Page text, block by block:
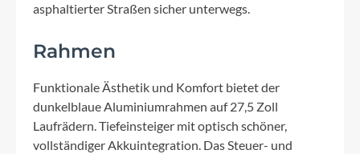
asphaltierter Straßen sicher unterwegs.
Rahmen
Funktionale Ästhetik und Komfort bietet der
dunkelblaue Aluminiumrahmen auf 27,5 Zoll
Laufrädern. Tiefeinsteiger mit optisch schöner,
vollständiger Akkuintegration. Das Steuer- und